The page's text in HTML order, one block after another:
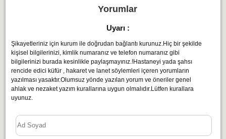
Yorumlar
Uyarı :
Şikayetleriniz için kurum ile doğrudan bağlantı kurunuz.Hiç bir şekilde
kişisel bilgilerinizi, kimlik numaranız ve telefon numaranız gibi
bilgilerinizi burada kesinlikle paylaşmayınız.!Hastaneyi yada şahsı
rencide edici küfür , hakaret ve lanet söylemleri içeren yorumların
yazılması yasaktır.Olumsuz yönde yazılan yorum ve öneriler genel
ahlak ve nezaket yazım kurallarına uygun olmalıdır.Lütfen kurallara
uyunuz.